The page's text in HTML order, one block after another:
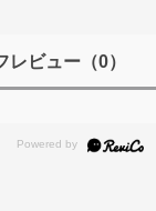
レビュー（0）